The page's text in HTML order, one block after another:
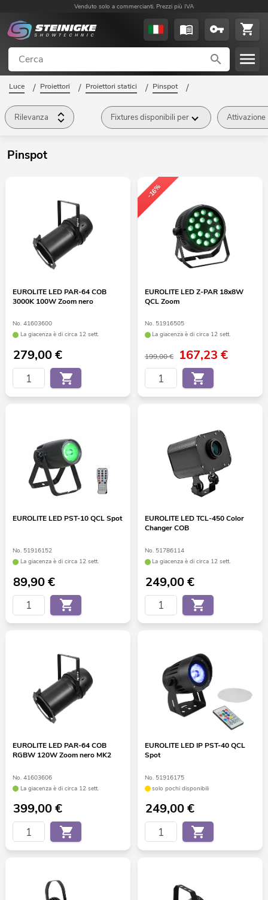
Venduto solo a commercianti. Prezzi più IVA
Luce / Proiettori / Proiettori statici / Pinspot /
Rilevanza Fixtures disponibili per Attivazione
Pinspot
EUROLITE LED PAR-64 COB
3000K 100W Zoom nero
No. 41603600
La giacenza è di circa 12 sett.
279,00€
-16%
EUROLITE LED Z-PAR 18x8W
QCL Zoom
No. 51916505
La giacenza è di circa 12 sett.
199,00 € 167,23 €
EUROLITE LED PST-10 QCL Spot
No. 51916152
La giacenza è di circa 12 sett.
89,90€
EUROLITE LED TCL-450 Color
Changer COB
No. 51786114
La giacenza è di circa 12 sett.
249,00€
EUROLITE LED PAR-64 COB
RGBW 120W Zoom nero MK2
No. 41603606
La giacenza è di circa 12 sett.
399,00€
EUROLITE LED IP PST-40 QCL
Spot
No. 51916175
solo pochi disponibili
249,00€